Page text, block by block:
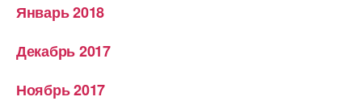
Январь 2018
Декабрь 2017
Ноябрь 2017